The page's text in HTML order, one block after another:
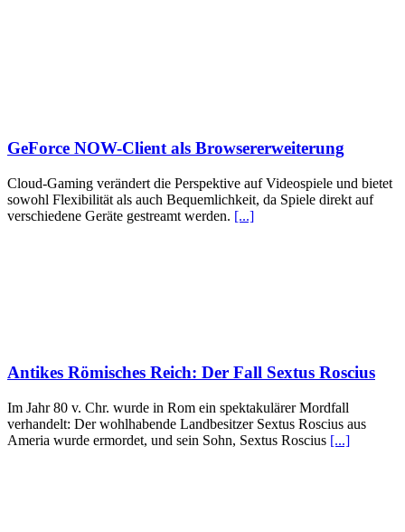
GeForce NOW-Client als Browsererweiterung
Cloud-Gaming verändert die Perspektive auf Videospiele und bietet
sowohl Flexibilität als auch Bequemlichkeit, da Spiele direkt auf
verschiedene Geräte gestreamt werden. [...]
Antikes Römisches Reich: Der Fall Sextus Roscius
Im Jahr 80 v. Chr. wurde in Rom ein spektakulärer Mordfall
verhandelt: Der wohlhabende Landbesitzer Sextus Roscius aus
Ameria wurde ermordet, und sein Sohn, Sextus Roscius [...]